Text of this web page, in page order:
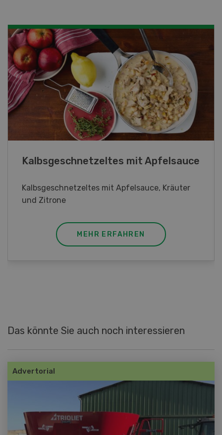
mit Apfelsauce
mit Apfelsauce, Kräuter
Zitrone
MEHR ERFAHREN
Das könnte Sie auch noch interessieren
Advertorial